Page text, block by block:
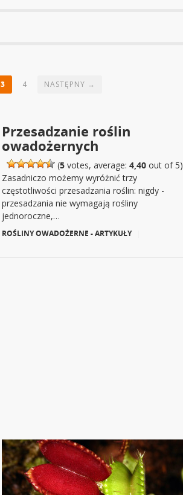
3 4 NASTĘPNY →
Przesadzanie roślin
owadożernych
(5 votes, average: 4,40 out of 5)
Zasadniczo możemy wyróżnić trzy
częstotliwości przesadzania roślin: nigdy -
przesadzania nie wymagają rośliny
jednoroczne,…
ROŚLINY OWADOŻERNE - ARTYKUŁY